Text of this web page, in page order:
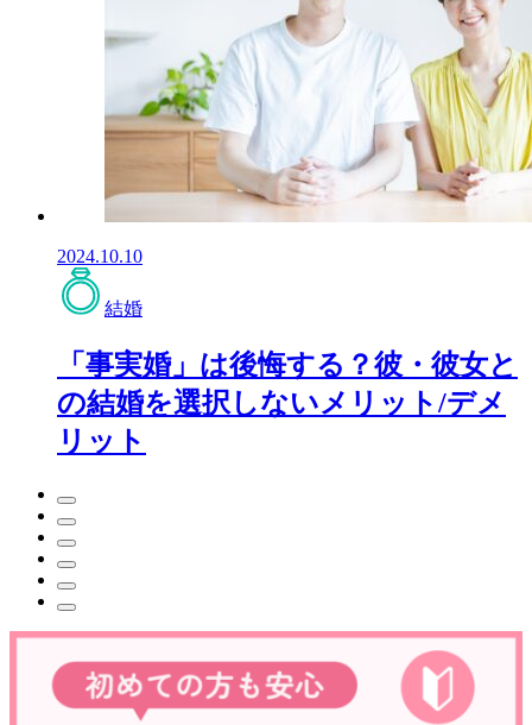
2024.10.10
結婚
「事実婚」は後悔する？彼・彼女と
の結婚を選択しないメリット/デメ
リット